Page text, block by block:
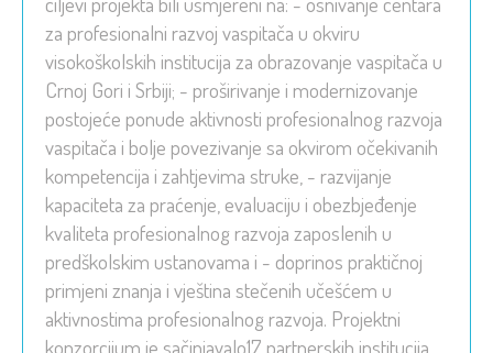
za profesionalni razvoj vaspitača u okviru
visokoškolskih institucija za obrazovanje vaspitača u
Crnoj Gori i Srbiji; - proširivanje i modernizovanje
postojeće ponude aktivnosti profesionalnog razvoja
vaspitača i bolje povezivanje sa okvirom očekivanih
kompetencija i zahtjevima struke, - razvijanje
kapaciteta za praćenje, evaluaciju i obezbjeđenje
kvaliteta profesionalnog razvoja zaposlenih u
predškolskim ustanovama i - doprinos praktičnoj
primjeni znanja i vještina stečenih učešćem u
aktivnostima profesionalnog razvoja. Projektni
konzorcijum je sačinjavalo17 partnerskih institucija